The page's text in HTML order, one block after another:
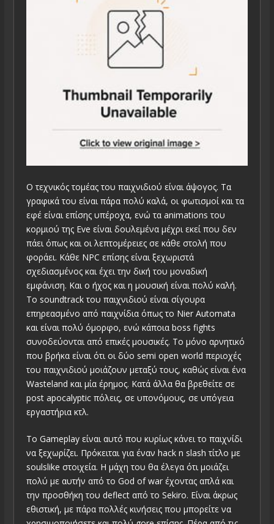
Ο τεχνικός τομέας του παιχνιδιού είναι άψογος. Τα
γραφικά του είναι πάρα πολύ καλά, οι φωτισμοί και τα
εφέ είναι επίσης υπέροχα, ενώ τα animations του
κορμιού της Eve είναι δουλεμένα μέχρι εκεί που δεν
πάει όπως και οι λεπτομέρειες σε κάθε στολή που
φοράει. Κάθε NPC επίσης είναι ξεχωριστά
σχεδιασμένος και έχει την δική του μοναδική
εμφάνιση. Και ο ήχος και η μουσική είναι πολύ καλή.
Το soundtrack του παιχνιδιού είναι σίγουρα
επηρεασμένο από παιχνίδια όπως το Nier Automata
και είναι πολύ όμορφο, ενώ κάποια boss fights
συνοδεύονται από επικές μουσικές. Το μόνο αρνητικό
που βρήκα είναι ότι οι δύο semi open world περιοχές
του παιχνιδιού μοιάζουν μεταξύ τους, καθώς είναι ένα
Wasteland και μία έρημος. Κατά άλλα θα βρεθείτε σε
post apocalyptic πόλεις, σε υπονόμους, σε υπόγεια
εργαστήρια κτλ.
Το Gameplay είναι αυτό που κυρίως κάνει το παιχνίδι
να ξεχωρίζει. Πρόκειται για έναν hack n slash τίτλο με
soulslike στοιχεία. Η μάχη του θα έλεγα ότι μοιάζει
πολύ με αυτήν από το God of war έχοντας απλά και
την προσθήκη του deflect από το Sekiro. Είναι άκρως
εθιστική, με πάρα πολλές κινήσεις που μπορείτε να